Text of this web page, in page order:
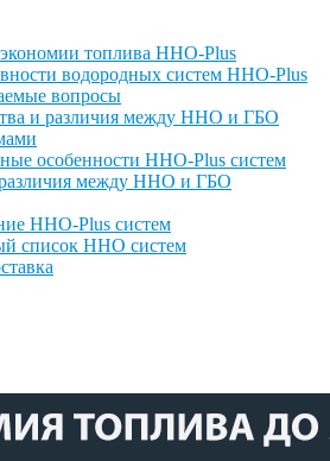
топлива HHO-Plus
водородных систем HHO-Plus
вопросы
и различия между ННО и ГБО
особенности HHO-Plus систем
между ННО и ГБО
ННО-Plus систем
список ННО систем